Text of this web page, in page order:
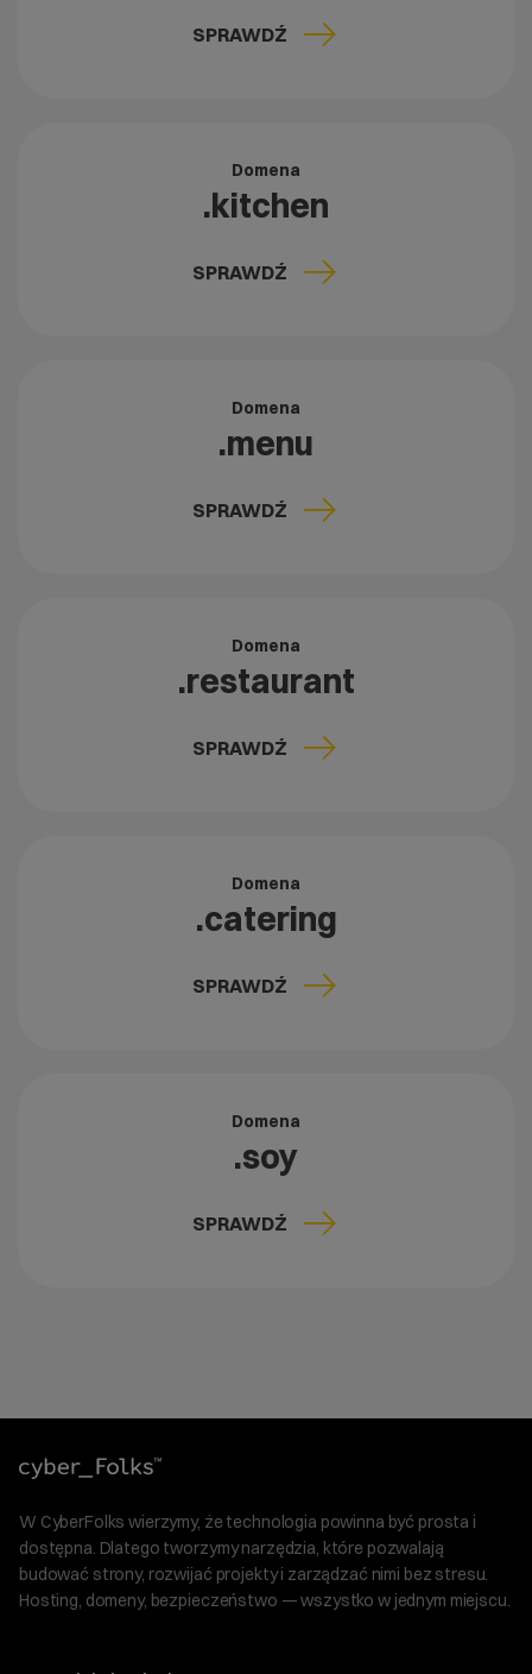
SPRAWDŹ
Domena
.kitchen
SPRAWDŹ
Domena
.menu
SPRAWDŹ
Domena
.restaurant
SPRAWDŹ
Domena
.catering
SPRAWDŹ
Domena
.soy
SPRAWDŹ
W CyberFolks wierzymy, że technologia powinna być prosta i
dostępna. Dlatego tworzymy narzędzia, które pozwalają
budować strony, rozwijać projekty i zarządzać nimi bez stresu.
Hosting, domeny, bezpieczeństwo — wszystko w jednym miejscu.